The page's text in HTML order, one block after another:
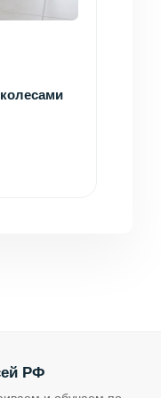
колесами
РФ